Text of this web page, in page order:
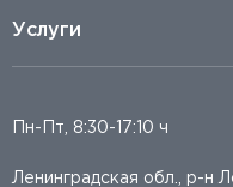
Услуги
Пн-Пт, 8:30-17:10 ч
Ленинградская обл., р-н